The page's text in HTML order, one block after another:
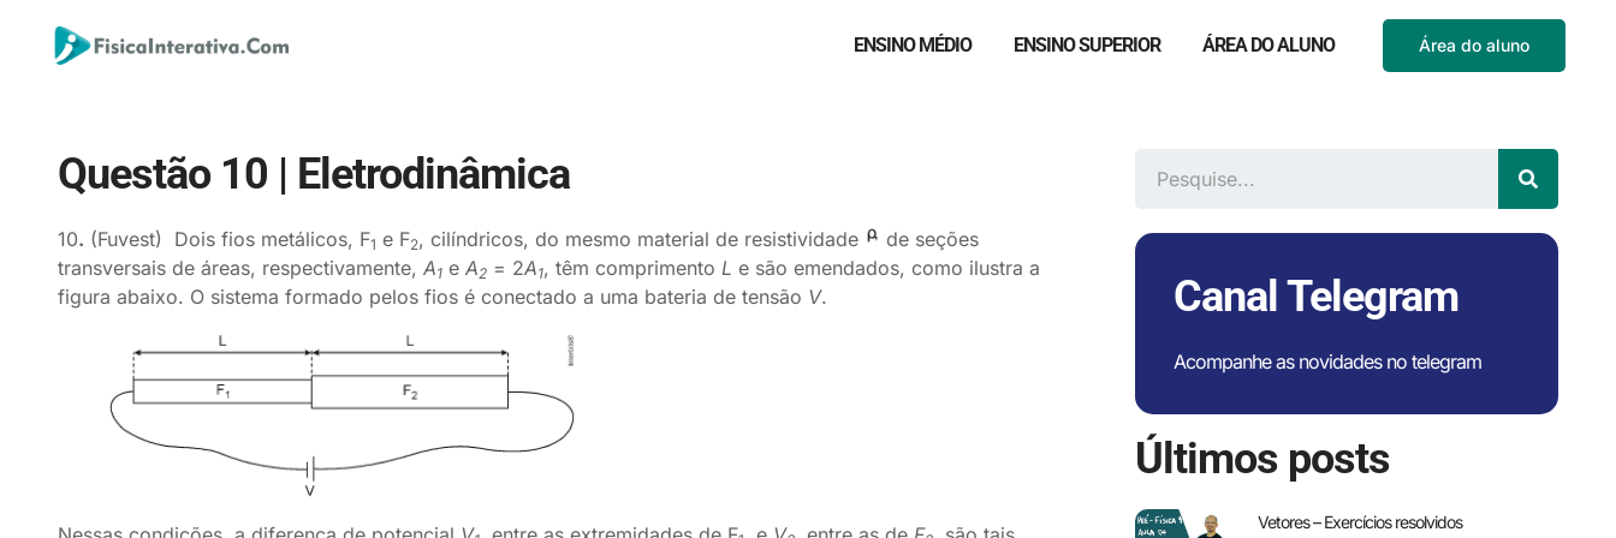
ENSINO MÉDIO ENSINO SUPERIOR ÁREA DO ALUNO Área do aluno
Questão 10 | Eletrodinâmica
10. (Fuvest) Dois fios metálicos, F1 e F2, cilíndricos, do mesmo material de resistividade
de seções
transversais de áreas, respectivamente, A1 e A2 = 2A1, têm comprimento L e são emendados, como ilustra a
figura abaixo. O sistema formado pelos fios é conectado a uma bateria de tensão V. Canal Telegram
Acompanhe as novidades no telegram
Últimos posts
Vetores – Exercícios resolvidos